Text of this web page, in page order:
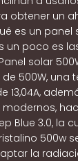
obtener un
es un panel
un poco es
solar
500W, una
13,04A,
Blue 3.0, la
500w
la